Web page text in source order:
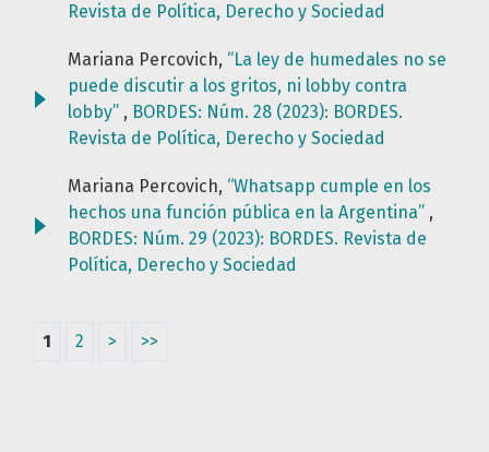
Revista de Política, Derecho y Sociedad
Mariana Percovich, “La ley de humedales no se
puede discutir a los gritos, ni lobby contra
lobby” , BORDES: Núm. 28 (2023): BORDES.
Revista de Política, Derecho y Sociedad
Mariana Percovich, “Whatsapp cumple en los
hechos una función pública en la Argentina” ,
BORDES: Núm. 29 (2023): BORDES. Revista de
Política, Derecho y Sociedad
1 2 > >>